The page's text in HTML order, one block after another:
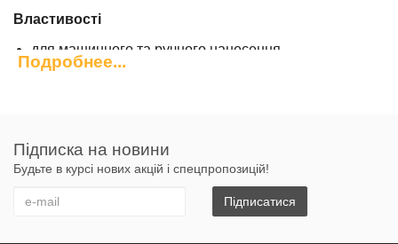
Властивості
для машинного та ручного нанесення
пластична
Технічні характеристики
Склад:
гіпс, мінеральний заповнювач, модифікуючи
Подробнее...
Підписка на новини
Будьте в курсі нових акцій і спецпропозицій!
Підписатися